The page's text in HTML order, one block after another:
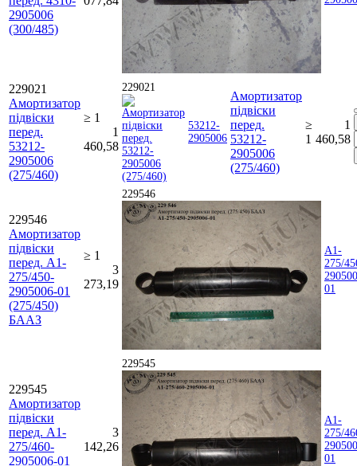
2905006
(300/485)
229021
Амортизатор
підвіски
перед.
53212-
2905006
(275/460)
≥ 1
1
460,58
229021
53212-
2905006
Амортизатор
підвіски
перед.
53212-
2905006
(275/460)
≥
1
1
460,58
229546
Амортизатор
підвіски
перед. А1-
275/450-
2905006-01
(275/450)
БААЗ
≥ 1
3
273,19
229546
А1-
275/
01
229545
Амортизатор
підвіски
перед. А1-
275/460-
2905006-01
3
142,26
229545
А1-
275/
01